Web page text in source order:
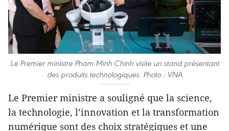
Le Premier ministre Pham Minh Chinh visite un stand présentant
des produits technologiques. Photo : VNA
Le Premier ministre a souligné que la science,
la technologie, l’innovation et la transformation
numérique sont des choix stratégiques et une